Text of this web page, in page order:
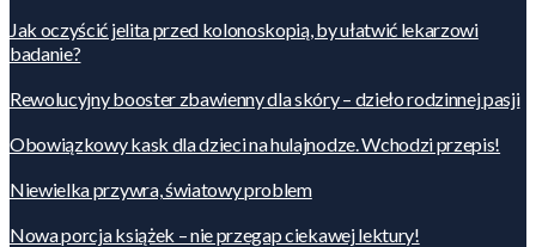
Jak oczyścić jelita przed kolonoskopią, by ułatwić lekarzowi
badanie?
Rewolucyjny booster zbawienny dla skóry – dzieło rodzinnej pasji
Obowiązkowy kask dla dzieci na hulajnodze. Wchodzi przepis!
Niewielka przywra, światowy problem
Nowa porcja książek – nie przegap ciekawej lektury!